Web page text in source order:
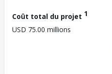
Coût total du projet 1
USD 75.00 millions